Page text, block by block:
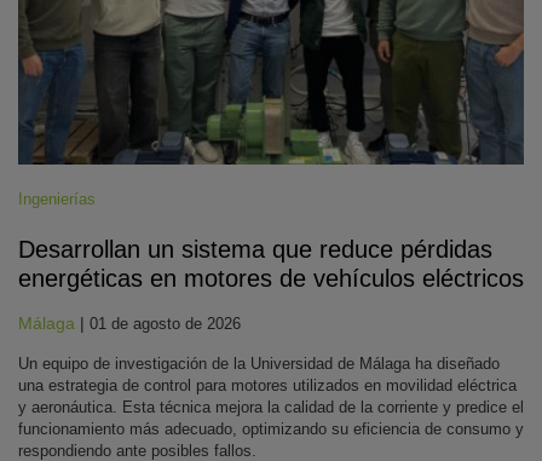
Ingenierías
Desarrollan un sistema que reduce pérdidas
energéticas en motores de vehículos eléctricos
Málaga | 01 de agosto de 2026
Un equipo de investigación de la Universidad de Málaga ha diseñado
una estrategia de control para motores utilizados en movilidad eléctrica
y aeronáutica. Esta técnica mejora la calidad de la corriente y predice el
funcionamiento más adecuado, optimizando su eficiencia de consumo y
respondiendo ante posibles fallos.